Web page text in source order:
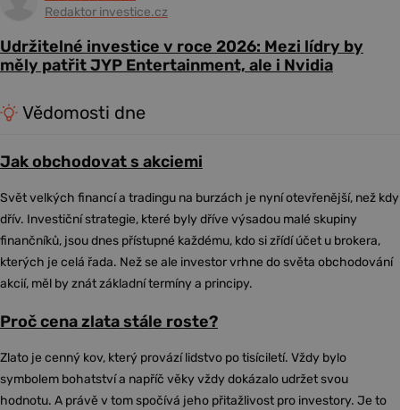
Redaktor investice.cz
Udržitelné investice v roce 2026: Mezi lídry by
měly patřit JYP Entertainment, ale i Nvidia
Vědomosti dne
Jak obchodovat s akciemi
Svět velkých financí a tradingu na burzách je nyní otevřenější, než kdy
dřív. Investiční strategie, které byly dříve výsadou malé skupiny
finančníků, jsou dnes přístupné každému, kdo si zřídí účet u brokera,
kterých je celá řada. Než se ale investor vrhne do světa obchodování
akcií, měl by znát základní termíny a principy.
Proč cena zlata stále roste?
Zlato je cenný kov, který provází lidstvo po tisíciletí. Vždy bylo
symbolem bohatství a napříč věky vždy dokázalo udržet svou
hodnotu. A právě v tom spočívá jeho přitažlivost pro investory. Je to